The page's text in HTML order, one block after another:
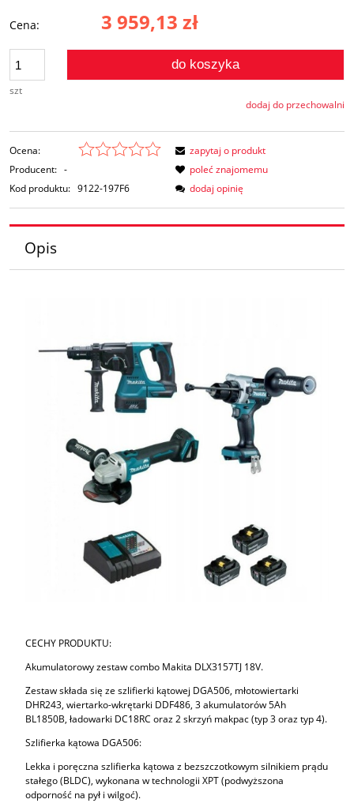
Cena: 3 959,13 zł
szt
do koszyka
dodaj do przechowalni
Ocena:
Producent: -
Kod produktu: 9122-197F6
zapytaj o produkt
poleć znajomemu
dodaj opinię
Opis
CECHY PRODUKTU:
Akumulatorowy zestaw combo Makita DLX3157TJ 18V.
Zestaw składa się ze szlifierki kątowej DGA506, młotowiertarki
DHR243, wiertarko-wkrętarki DDF486, 3 akumulatorów 5Ah
BL1850B, ładowarki DC18RC oraz 2 skrzyń makpac (typ 3 oraz typ 4).
Szlifierka kątowa DGA506:
Lekka i poręczna szlifierka kątowa z bezszczotkowym silnikiem prądu
stałego (BLDC), wykonana w technologii XPT (podwyższona
odporność na pył i wilgoć).